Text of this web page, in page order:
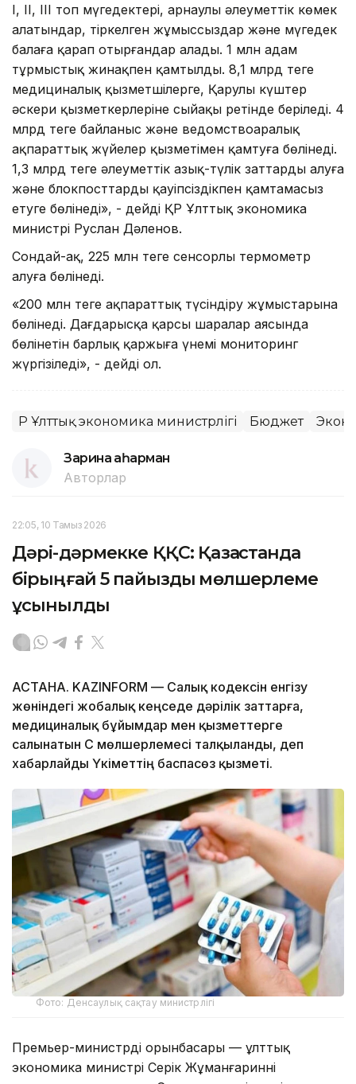
І, ІІ, ІІІ топ мүгедектері, арнаулы әлеуметтік көмек
алатындар, тіркелген жұмыссыздар және мүгедек
балаға қарап отырғандар алады. 1 млн адам
тұрмыстық жинақпен қамтылды. 8,1 млрд теңге
медициналық қызметшілерге, Қарулы күштер
әскери қызметкерлеріне сыйақы ретінде беріледі. 4
млрд теңге байланыс және ведомствоаралық
ақпараттық жүйелер қызметімен қамтуға бөлінеді.
1,3 млрд теңге әлеуметтік азық-түлік заттарды алуға
және блокпосттарды қауіпсіздікпен қамтамасыз
етуге бөлінеді», - дейді ҚР Ұлттық экономика
министрі Руслан Дәленов.
Сондай-ақ, 225 млн теңге сенсорлы термометр
алуға бөлінеді.
«200 млн теңге ақпараттық түсіндіру жұмыстарына
бөлінеді. Дағдарысқа қарсы шаралар аясында
бөлінетін барлық қаржыға үнемі мониторинг
жүргізіледі», - дейді ол.
ҚР Ұлттық экономика министрлігі Бюджет
Зарина Қаһарман
Авторлар
22:05, 10 Тамыз 2026
Дәрі-дәрмекке ҚҚС: Қазақстанда
бірыңғай 5 пайыздық мөлшерлеме
ұсынылды
АСТАНА. KAZINFORM — Салық кодексін енгізу
жөніндегі жобалық кеңседе дәрілік заттарға,
медициналық бұйымдар мен қызметтерге
салынатын ҚҚС мөлшерлемесі талқыланды, деп
хабарлайды Үкіметтің баспасөз қызметі.
Фото: Денсаулық сақтау министрлігі
Премьер-министрдің орынбасары — ұлттық
экономика министрі Серік Жұманғариннің